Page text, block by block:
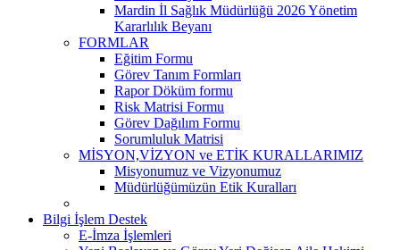
Mardin İl Sağlık Müdürlüğü 2026 Yönetim
Kararlılık Beyanı
FORMLAR
Eğitim Formu
Görev Tanım Formları
Rapor Döküm formu
Risk Matrisi Formu
Görev Dağılım Formu
Sorumluluk Matrisi
MİSYON,VİZYON ve ETİK KURALLARIMIZ
Misyonumuz ve Vizyonumuz
Müdürlüğümüzün Etik Kuralları
Bilgi İşlem Destek
E-İmza İşlemleri